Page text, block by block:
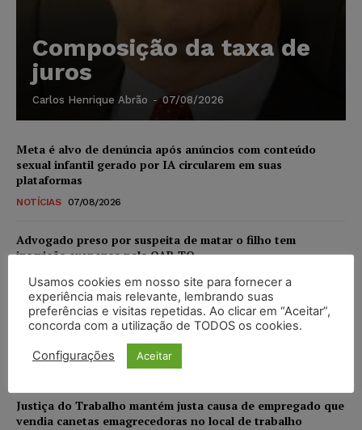
Composição da taxa de
juros
Carlos Henrique Abrão - 07/08/2026
Meta é alvo de denúncia após anúncios com conteúdo
sexual infantil gerado por IA circularem em suas
plataformas
NOTÍCIAS 07/08/2026
Advogado preso por suspeita de matar o filho tem
inscrição suspensa pela OAB-TO
NOTÍCIAS 07/08/2026
STF amplia isenção de IBS e CBS na compra de veículos
novos para pessoas com deficiência e autistas de todos os
07/08/2026
Justiça do Trabalho mantém justa causa de empregado que
vendia canetas emagrecedoras no local de trabalho
Usamos cookies em nosso site para fornecer a
experiência mais relevante, lembrando suas
preferências e visitas repetidas. Ao clicar em “Aceitar”,
concorda com a utilização de TODOS os cookies.
Configurações Aceitar